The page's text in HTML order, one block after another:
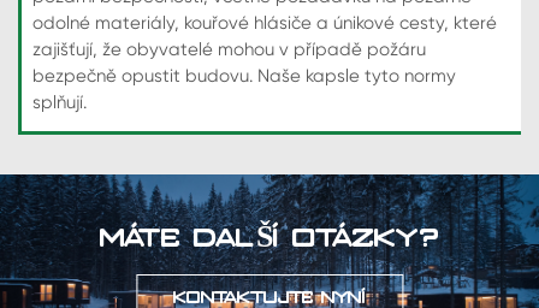
odolné materiály, kouřové hlásiče a únikové cesty, které
zajišťují, že obyvatelé mohou v případě požáru
bezpečně opustit budovu. Naše kapsle tyto normy
splňují.
MÁTE DALŠÍ OTÁZKY?
KONTAKTUJTE NYNÍ